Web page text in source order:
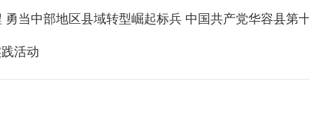
勇当中部地区县域转型崛起标兵 中国共产党华容县第
活动